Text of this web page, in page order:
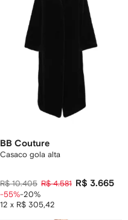
BB Couture
Casaco gola alta
R$ 10.405 R$ 4.581 R$ 3.665
12 x R$ 305,42
-55%-20%